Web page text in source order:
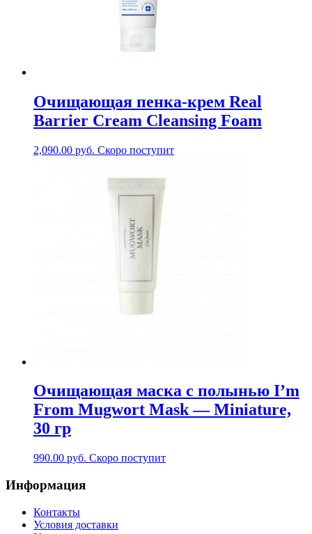
Очищающая пенка-крем Real
Barrier Cream Cleansing Foam
2,090.00 руб. Скоро поступит
Очищающая маска с полынью I’m
From Mugwort Mask — Miniature,
30 гр
990.00 руб. Скоро поступит
Информация
Контакты
Условия доставки